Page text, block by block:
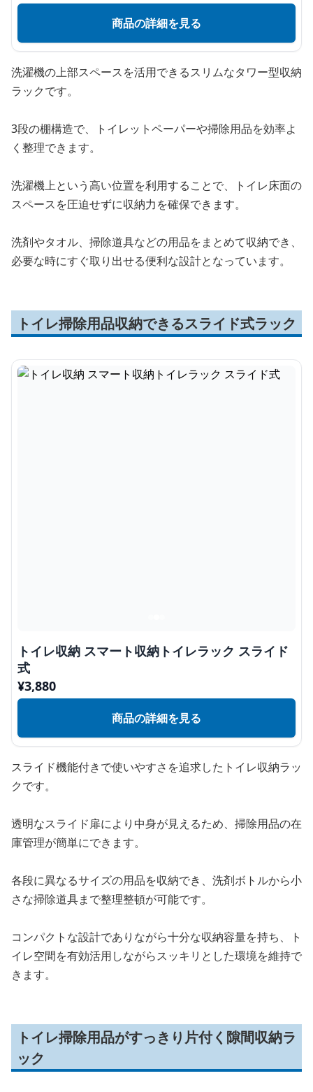
商品の詳細を見る
洗濯機の上部スペースを活用できるスリムなタワー型収納
ラックです。
3段の棚構造で、トイレットペーパーや掃除用品を効率よ
く整理できます。
洗濯機上という高い位置を利用することで、トイレ床面の
スペースを圧迫せずに収納力を確保できます。
洗剤やタオル、掃除道具などの用品をまとめて収納でき、
必要な時にすぐ取り出せる便利な設計となっています。
トイレ掃除用品収納できるスライド式ラック
トイレ収納 スマート収納トイレラック スライド
式
¥3,880
商品の詳細を見る
スライド機能付きで使いやすさを追求したトイレ収納ラッ
クです。
透明なスライド扉により中身が見えるため、掃除用品の在
庫管理が簡単にできます。
各段に異なるサイズの用品を収納でき、洗剤ボトルから小
さな掃除道具まで整理整頓が可能です。
コンパクトな設計でありながら十分な収納容量を持ち、ト
イレ空間を有効活用しながらスッキリとした環境を維持で
きます。
トイレ掃除用品がすっきり片付く隙間収納ラ
ック